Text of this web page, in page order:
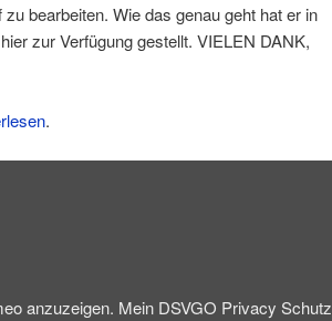
bearbeiten. Wie das genau geht hat er in
zur Verfügung gestellt. VIELEN DANK,
.
anzuzeigen. Mein DSVGO Privacy Schutz